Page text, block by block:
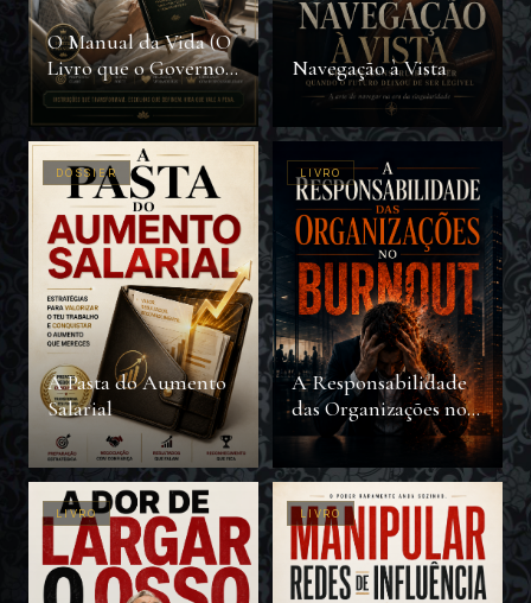
O Manual da Vida (O
Livro que o Governo
não Quer Que Você
Leia)
Navegação à Vista
DOSSIER
A Pasta do Aumento
Salarial
LIVRO
A Responsabilidade
das Organizações no
Burnout
LIVRO LIVRO